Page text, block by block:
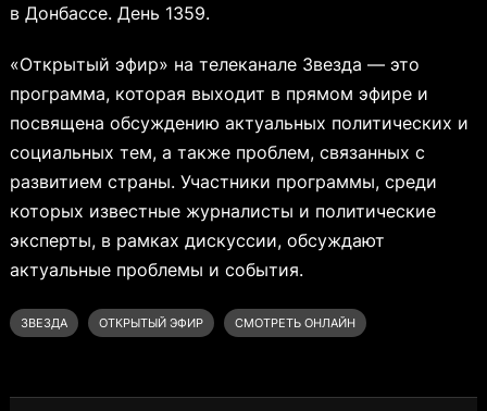
в Донбассе. День 1359.
«Открытый эфир» на телеканале Звезда — это
программа, которая выходит в прямом эфире и
посвящена обсуждению актуальных политических и
социальных тем, а также проблем, связанных с
развитием страны. Участники программы, среди
которых известные журналисты и политические
эксперты, в рамках дискуссии, обсуждают
актуальные проблемы и события.
ЗВЕЗДА ОТКРЫТЫЙ ЭФИР СМОТРЕТЬ ОНЛАЙН